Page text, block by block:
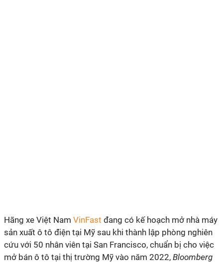
Hãng xe Việt Nam VinFast đang có kế hoạch mở nhà máy
sản xuất ô tô điện tại Mỹ sau khi thành lập phòng nghiên
cứu với 50 nhân viên tại San Francisco, chuẩn bị cho việc
mở bán ô tô tại thị trường Mỹ vào năm 2022, Bloomberg